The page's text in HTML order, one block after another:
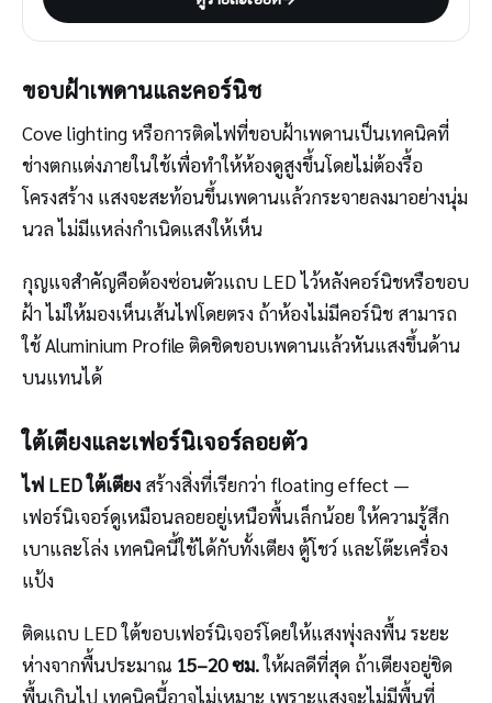
ขอบฝ้าเพดานและคอร์นิช
Cove lighting หรือการติดไฟที่ขอบฝ้าเพดานเป็นเทคนิคที่
ช่างตกแต่งภายในใช้เพื่อทำให้ห้องดูสูงขึ้นโดยไม่ต้องรื้อ
โครงสร้าง แสงจะสะท้อนขึ้นเพดานแล้วกระจายลงมาอย่างนุ่ม
นวล ไม่มีแหล่งกำเนิดแสงให้เห็น
กุญแจสำคัญคือต้องซ่อนตัวแถบ LED ไว้หลังคอร์นิชหรือขอบ
ฝ้า ไม่ให้มองเห็นเส้นไฟโดยตรง ถ้าห้องไม่มีคอร์นิช สามารถ
ใช้ Aluminium Profile ติดชิดขอบเพดานแล้วหันแสงขึ้นด้าน
บนแทนได้
ใต้เตียงและเฟอร์นิเจอร์ลอยตัว
ไฟ LED ใต้เตียง สร้างสิ่งที่เรียกว่า floating effect —
เฟอร์นิเจอร์ดูเหมือนลอยอยู่เหนือพื้นเล็กน้อย ให้ความรู้สึก
เบาและโล่ง เทคนิคนี้ใช้ได้กับทั้งเตียง ตู้โชว์ และโต๊ะเครื่อง
แป้ง
ติดแถบ LED ใต้ขอบเฟอร์นิเจอร์โดยให้แสงพุ่งลงพื้น ระยะ
ห่างจากพื้นประมาณ 15–20 ซม.ให้ผลดีที่สุด ถ้าเตียงอยู่ชิด
พื้นเกินไป เทคนิคนี้อาจไม่เหมาะ เพราะแสงจะไม่มีพื้นที่